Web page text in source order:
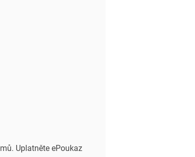
Uplatněte ePoukaz